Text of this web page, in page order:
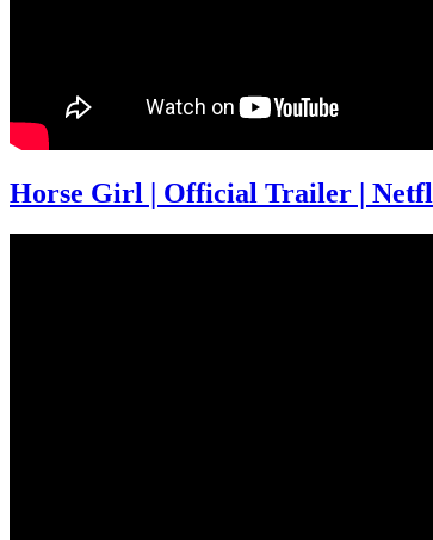
Horse Girl | Official Trailer |